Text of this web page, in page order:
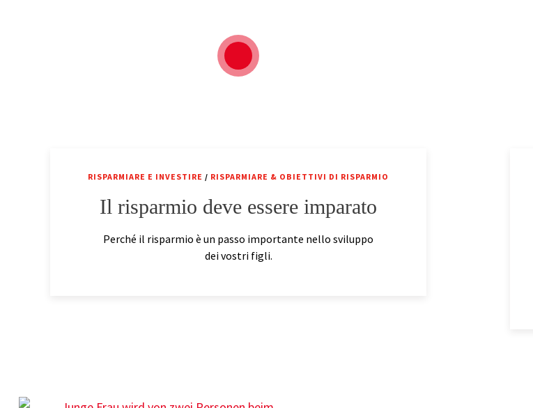
RISPARMIARE E INVESTIRE / RISPARMIARE & OBIETTIVI DI RISPARMIO
Il risparmio deve essere imparato
Perché il risparmio è un passo importante nello sviluppo
dei vostri figli.